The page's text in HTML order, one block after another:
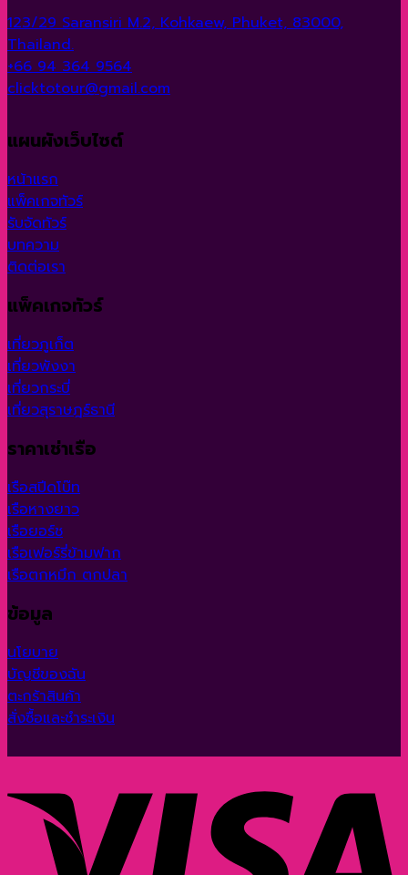
123/29 Saransiri M.2, Kohkaew, Phuket, 83000,
Thailand.
+66 94 364 9564
clicktotour@gmail.com
แผนผังเว็บไซต์
หน้าแรก
แพ็คเกจทัวร์
รับจัดทัวร์
บทความ
ติดต่อเรา
แพ็คเกจทัวร์
เที่ยวภูเก็ต
เที่ยวพังงา
เที่ยวกระบี่
เที่ยวสุราษฎร์ธานี
ราคาเช่าเรือ
เรือสปีดโบ๊ท
เรือหางยาว
เรือยอร์ช
เรือเฟอร์รี่ข้ามฟาก
เรือตกหมึก ตกปลา
ข้อมูล
นโยบาย
บัญชีของฉัน
ตะกร้าสินค้า
สั่งซื้อและชำระเงิน